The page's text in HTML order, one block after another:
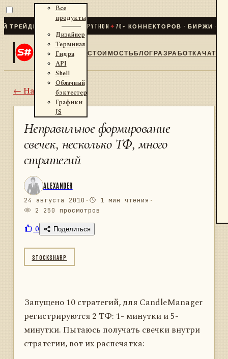
ДЛЯ .NET И PYTHON✦70 + КОННЕКТОРОВ · БИРЖИ ·
Все
продукты
Дизайнер
Терминал
Гидра
API
Shell
Облачный
бэктестер
Графики
JS
СТОИМОСТЬБЛОГРАЗРАБОТКАЧАТ
← Назад
Неправильное формирование
свечек, несколько ТФ, много
стратегий
ALEXANDER
24 августа 2010 · 1 мин чтения ·
2 250 просмотров
0 Поделиться
STOCKSHARP
Запущено 10 стратегий, для CandleManager
регистрируются 2 ТФ: 1- минутки и 5-
минутки. Пытаюсь получать свечки внутри
стратегии, вот их распечатка: